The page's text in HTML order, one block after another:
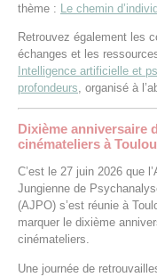
thème :
Le chemin
Retrouvez également les
échanges et les
Intelligence artificielle et
profondeurs, organisé à
Dixième anniversaire
cinémateliers à
C’est le 27 juin 2026 que
Jungienne de
(AJPO) s’est réunie à
marquer le dixième
cinémateliers.
Une journée de